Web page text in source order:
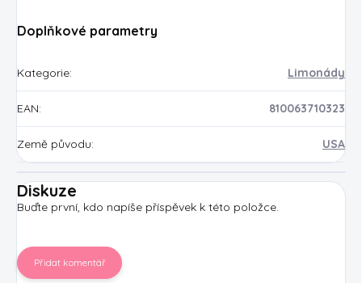
Doplňkové parametry
Kategorie: Limonády
EAN: 810063710323
Země původu: USA
Diskuze
Buďte první, kdo napíše příspěvek k této položce.
Přidat komentář